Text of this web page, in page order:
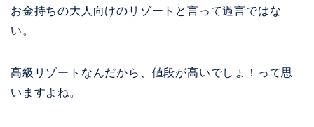
お金持ちの大人向けのリゾートと言って過言ではな
い。
高級リゾートなんだから、値段が高いでしょ！って思
いますよね。